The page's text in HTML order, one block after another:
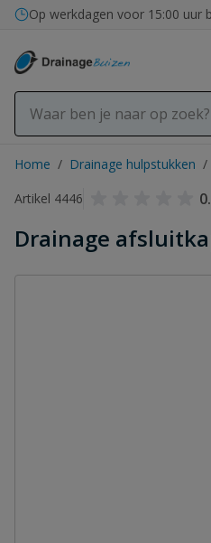
Ga naar de inhoud
Bezorging in binnen- en
Op werkdagen voor 15:00 uur
Home / Drainage hulpstukken /
Artikel 4446
Drainage